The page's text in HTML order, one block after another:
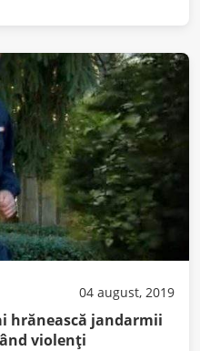
04 august, 2019
hrănească jandarmii
violenţi